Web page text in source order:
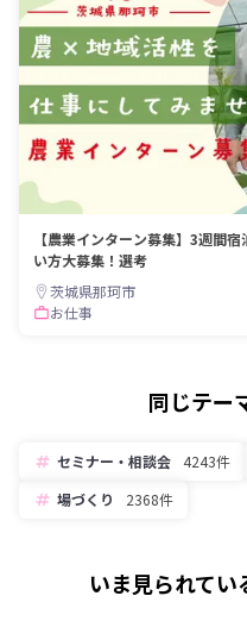
【農業インターン募集】3週間
い方大募集！選考
茨城県那珂市
お仕事
同じテー
セミナー・相談会 4243件
場づくり
2368件
いま見られて